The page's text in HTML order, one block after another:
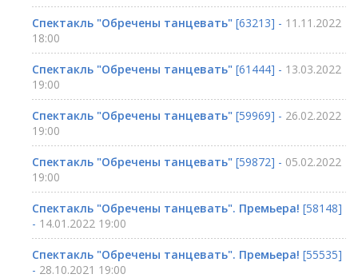
Спектакль "Обречены танцевать" [63213] - 11.11.2022
18:00
Спектакль "Обречены танцевать" [61444] - 13.03.2022
19:00
Спектакль "Обречены танцевать" [59969] - 26.02.2022
19:00
Спектакль "Обречены танцевать" [59872] - 05.02.2022
19:00
Спектакль "Обречены танцевать". Премьера! [58148]
- 14.01.2022 19:00
Спектакль "Обречены танцевать". Премьера! [55535]
- 28.10.2021 19:00